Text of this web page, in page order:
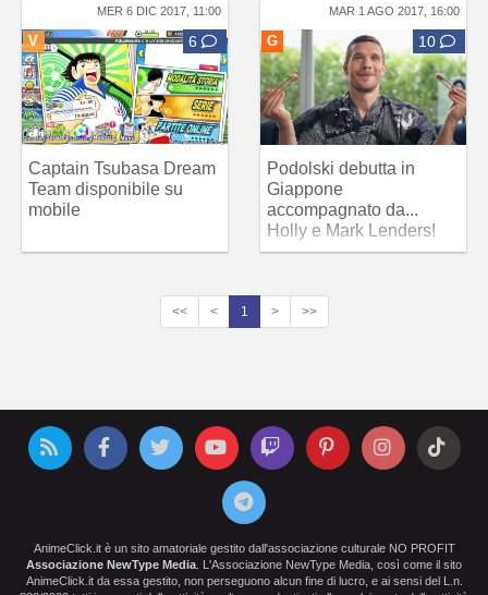
MER 6 DIC 2017, 11:00
V 6
Captain Tsubasa Dream
Team disponibile su
mobile
MAR 1 AGO 2017, 16:00
G 10
Podolski debutta in
Giappone
accompagnato da...
Holly e Mark Lenders!
<< < 1 > >>
AnimeClick.it è un sito amatoriale gestito dall'associazione culturale NO PROFIT
Associazione NewType Media . L'Associazione NewType Media, così come il sito
AnimeClick.it da essa gestito, non perseguono alcun fine di lucro, e ai sensi del L.n.